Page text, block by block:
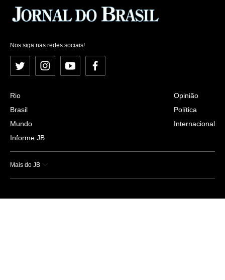
Nos siga nas redes sociais!
Twitter InstagramYouTubeFacebook
Rio
Brasil
Mundo
Informe JB
Opinião
Política
Internacional
Mais do JB
Esportes